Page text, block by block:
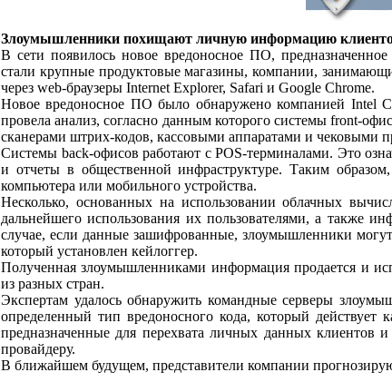
Злоумышленники похищают личную информацию
В сети появилось новое вредоносное ПО,
стали крупные продуктовые магазины, компании,
через web-браузеры Internet Explorer, Safari и Google Chrome.
Новое вредоносное ПО было обнаружено компанией Intel
провела анализ, согласно данным которого системы front-
сканерами штрих-кодов, кассовыми аппаратами и чековыми
Системы back-офисов работают с POS-терминалами. Это
и отчеты в общественной инфраструктуре. Таким
компьютера или мобильного устройства.
Несколько, основанных на использовании облачных
дальнейшего использования их пользователями, а также
случае, если данные зашифрованные, злоумышленники
который установлен кейлоггер.
Полученная злоумышленниками информация продается и
из разных стран.
Экспертам удалось обнаружить командные серверы
определенный тип вредоносного кода, который действует
предназначенные для перехвата личных данных клиентов
провайдеру.
В ближайшем будущем, представители компании